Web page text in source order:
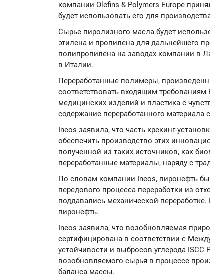
компании Olefins & Polymers Europe
будет использовать его для
Сырье пиролизного масла будет
этилена и пропилена для дальнейшего
полипропилена на заводах компании в
в Италии.
Переработанные полимеры,
соответствовать входящим
медицинских изделий и пластика с
содержание переработанного материала
Ineos заявила, что часть крекинг-
обеспечить производство этих
полученной из таких источников, как
переработанные материалы, наряду с
По словам компании Ineos, пиронефть
передового процесса переработки из
поддавались механической
пиронефть.
Ineos заявила, что возобновляемая
сертифицирована в соответствии с
устойчивости и выбросов углерода ISCC
возобновляемого сырья в процессе
баланса массы.